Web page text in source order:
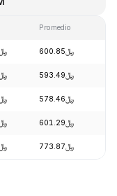
Promedio
﷼600.33 ﷼600.85
﷼587.00 ﷼593.49
﷼564.32 ﷼578.46
﷼545.86 ﷼601.29
﷼545.86 ﷼773.87